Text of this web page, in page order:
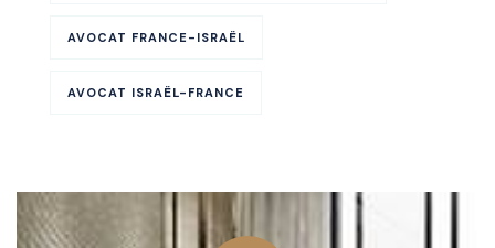
AVOCAT FRANCE-ISRAËL
AVOCAT ISRAËL-FRANCE